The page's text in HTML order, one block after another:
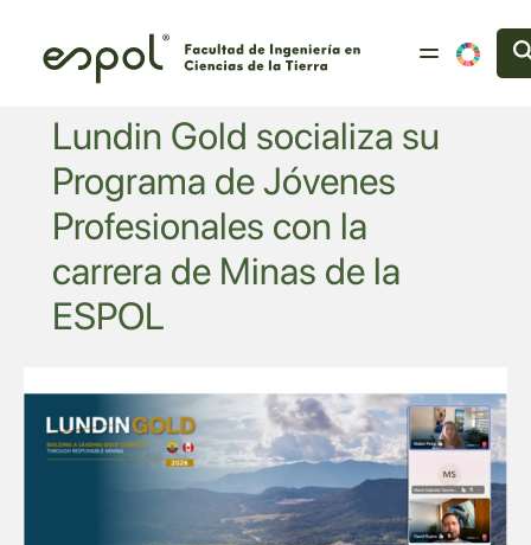
Lundin Gold socializa su
Programa de Jóvenes
Profesionales con la
carrera de Minas de la
ESPOL